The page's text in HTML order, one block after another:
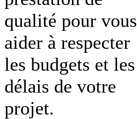
qualité pour vous
aider à respecter
les budgets et les
délais de votre
projet.